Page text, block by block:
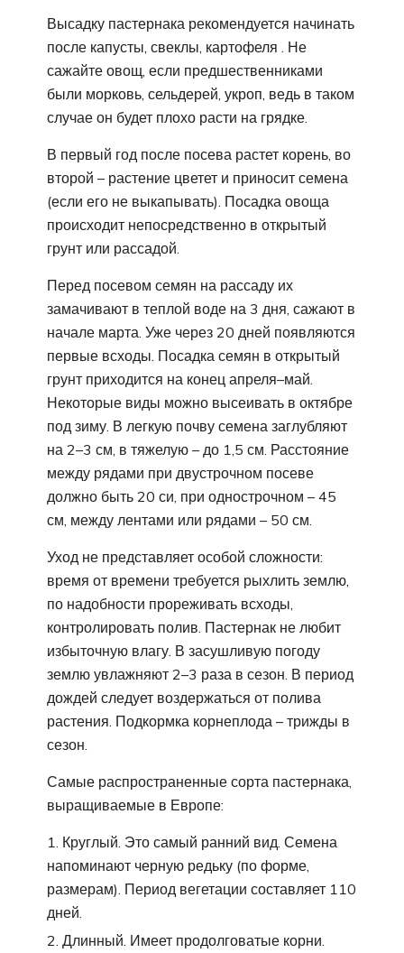
Высадку пастернака рекомендуется начинать
после капусты, свеклы, картофеля . Не
сажайте овощ, если предшественниками
были морковь, сельдерей, укроп, ведь в таком
случае он будет плохо расти на грядке.
В первый год после посева растет корень, во
второй – растение цветет и приносит семена
(если его не выкапывать). Посадка овоща
происходит непосредственно в открытый
грунт или рассадой.
Перед посевом семян на рассаду их
замачивают в теплой воде на 3 дня, сажают в
начале марта. Уже через 20 дней появляются
первые всходы. Посадка семян в открытый
грунт приходится на конец апреля–май.
Некоторые виды можно высеивать в октябре
под зиму. В легкую почву семена заглубляют
на 2–3 см, в тяжелую – до 1,5 см. Расстояние
между рядами при двустрочном посеве
должно быть 20 си, при однострочном – 45
см, между лентами или рядами – 50 см.
Уход не представляет особой сложности:
время от времени требуется рыхлить землю,
по надобности прореживать всходы,
контролировать полив. Пастернак не любит
избыточную влагу. В засушливую погоду
землю увлажняют 2–3 раза в сезон. В период
дождей следует воздержаться от полива
растения. Подкормка корнеплода – трижды в
сезон.
Самые распространенные сорта пастернака,
выращиваемые в Европе:
Круглый. Это самый ранний вид. Семена
напоминают черную редьку (по форме,
размерам). Период вегетации составляет 110
дней.
Длинный. Имеет продолговатые корни.